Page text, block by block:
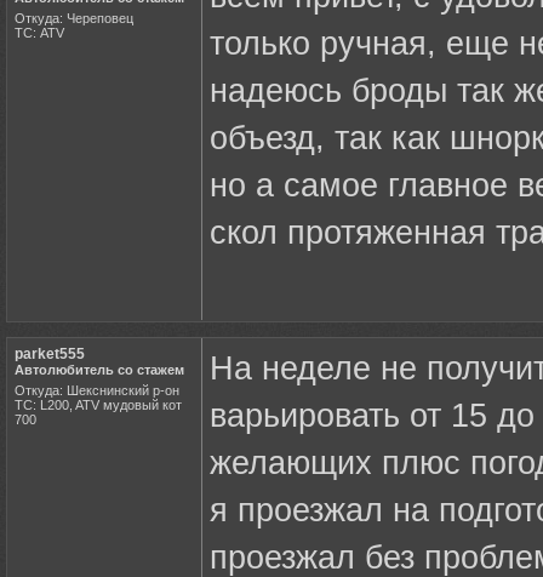
Откуда: Череповец
ТС: ATV
только ручная, еще
надеюсь броды так
объезд, так как
но а самое главное
скол протяженная
parket555
Автолюбитель со стажем
Откуда: Шекснинский р-он
ТС: L200, ATV мудовый кот
700
На неделе не
варьировать от 15
желающих плюс
я проезжал на
проезжал без